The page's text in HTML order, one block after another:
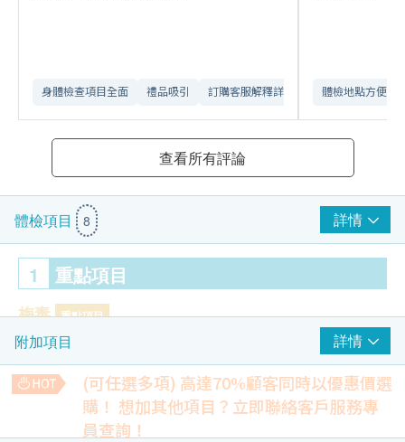
身體檢查項目全面 禮品吸引 訂購客服解釋詳盡 體檢地點方便
查看所有評論
體檢項目 8 詳情
1 重點項目
梅毒 重點項目
梅毒螺旋菌體血球凝集試驗
愛滋病 HIV 重點項目
愛滋病病毒抗體一及二
附加項目 詳情
(可任選多項) 高達70%顧客同時以優惠價選
購！ 想加其他項目？立即聯絡客戶服務專
員查詢！